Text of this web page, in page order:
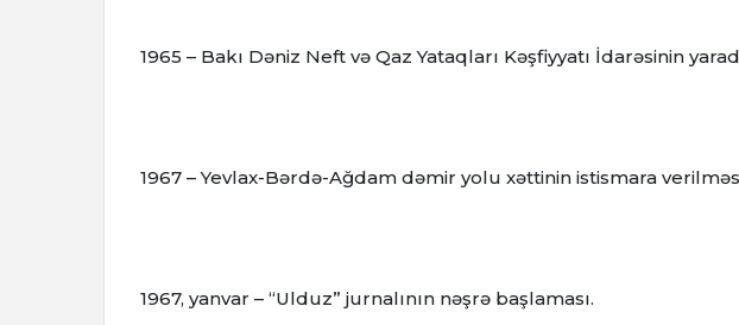
1965 – Bakı Dəniz Neft və Qaz Yataqları Kəşfiyyatı İdarəsinin
1967 – Yevlax-Bərdə-Ağdam dəmir yolu xəttinin istismara
1967, yanvar – “Ulduz” jurnalının nəşrə başlaması.